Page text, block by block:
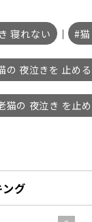
寝れない ｜
の 夜泣きを 止め
猫の 夜泣き を止
グ